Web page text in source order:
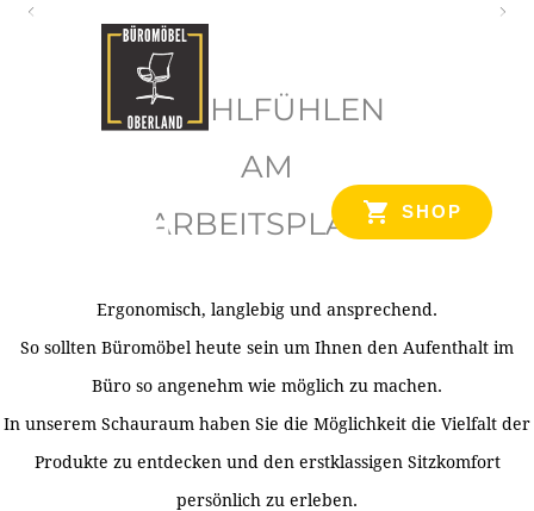
SHOP
WOHLFÜHLEN
AM
ARBEITSPLATZ
Ergonomisch, langlebig und ansprechend.
So sollten Büromöbel heute sein um Ihnen den Aufenthalt im
Büro so angenehm wie möglich zu machen.
In unserem Schauraum haben Sie die Möglichkeit die Vielfalt der
Produkte zu entdecken und den erstklassigen Sitzkomfort
persönlich zu erleben.